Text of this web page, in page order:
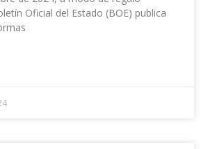
Oficial del Estado (BOE) publica